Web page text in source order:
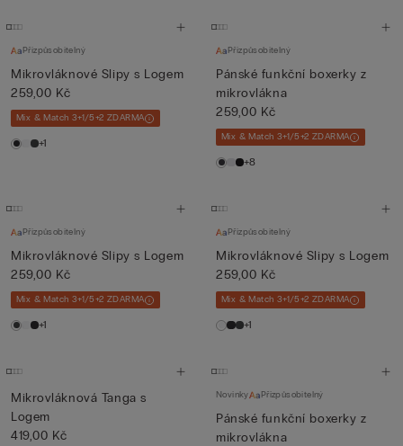
Přizpůsobitelný
Mikrovláknové Slipy s Logem
259,00 Kč
Mix & Match 3+1/5+2 ZDARMA
+1
Přizpůsobitelný
Pánské funkční boxerky z
mikrovlákna
259,00 Kč
Mix & Match 3+1/5+2 ZDARMA
+8
Přizpůsobitelný
Mikrovláknové Slipy s Logem
259,00 Kč
Mix & Match 3+1/5+2 ZDARMA
+1
Přizpůsobitelný
Mikrovláknové Slipy s Logem
259,00 Kč
Mix & Match 3+1/5+2 ZDARMA
+1
Mikrovláknová Tanga s
Logem
419,00 Kč
Novinky Přizpůsobitelný
Pánské funkční boxerky z
mikrovlákna